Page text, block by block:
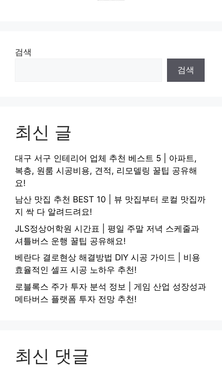
검색
검색
최신 글
대구 서구 인테리어 업체 추천 베스트 5 | 아파트,
복층, 원룸 시공비용, 견적, 리모델링 꿀팁 공유해
요!
남산 맛집 추천 BEST 10 | 뷰 맛집부터 로컬 맛집까
지 싹 다 알려드려요!
JLS정상어학원 시간표 | 평일 주말 저녁 스케줄과
셔틀버스 운행 꿀팁 공유해요!
베란다 결로현상 해결방법 DIY 시공 가이드 | 비용
효율적인 셀프 시공 노하우 추천!
로블록스 주가 투자 분석 정보 | 게임 산업 성장성과
메타버스 플랫폼 투자 전망 추천!
최신 댓글